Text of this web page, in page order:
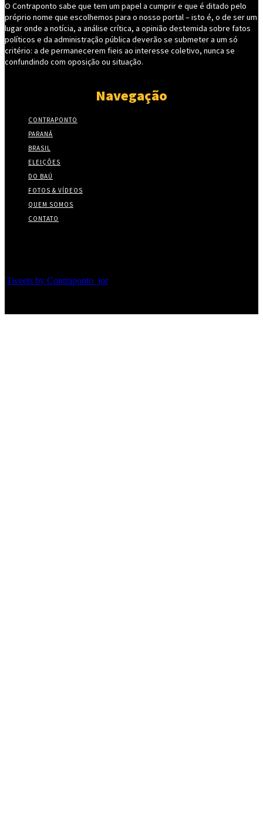
O Contraponto sabe que tem um papel a cumprir e que é ditado pelo
próprio nome que escolhemos para o nosso portal – isto é, o de ser um
lugar onde a notícia, a análise crítica, a opinião destemida sobre fatos
políticos e da administração pública deverão se submeter a um só
critério: a de permanecerem fieis ao interesse coletivo, nunca se
confundindo com oposição ou situação.
Navegação
CONTRAPONTO
PARANÁ
BRASIL
ELEIÇÕES
DO BAÚ
FOTOS & VÍDEOS
QUEM SOMOS
CONTATO
Tweets by Contraponto_jor